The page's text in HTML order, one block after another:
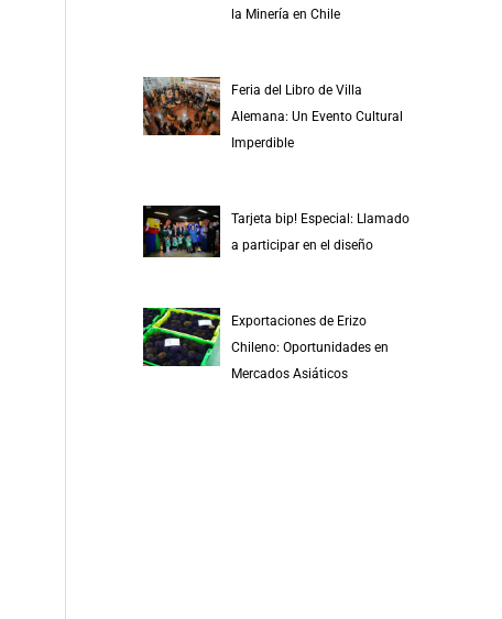
la Minería en Chile
Feria del Libro de Villa
Alemana: Un Evento Cultural
Imperdible
Tarjeta bip! Especial: Llamado
a participar en el diseño
Exportaciones de Erizo
Chileno: Oportunidades en
Mercados Asiáticos